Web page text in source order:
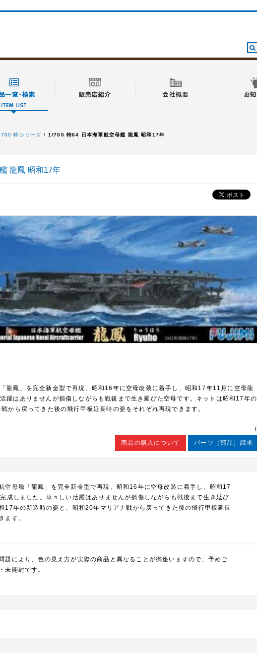
特シリーズ 1/700 特64 日本海軍航空母艦 龍鳳 昭和17年
龍鳳 昭和17年
龍鳳」を完全新金型で再現。昭和16年に空母改装に着手し、昭和17年11月に空母龍
躍はありませんが損傷しながらも戦後まで生き延びた空母です。キットは昭和17年の
から戻ってきた後の飛行甲板延長時の姿をそれぞれ再現できます。
商品の購入について パーツ（部品）請求
空母艦「龍鳳」を完全新金型で再現。昭和16年に空母改装に着手し、昭和17
成しました。華々しい活躍はありませんが損傷しながらも戦後まで生き延び
17年の新造時の姿と、昭和20年マリアナ戦から戻ってきた後の飛行甲板延長
ます。
題により、色の見え方が実際の商品と異なることが御座いますので、予めご
未開封です。